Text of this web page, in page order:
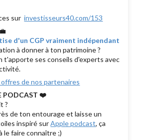
surinvestisseurs40.com/153
💼
d'un CGP vraiment indépendant
à donner à ton patrimoine ?
t'apporte ses conseils d'experts avec
de nos partenaires
PODCAST ❤️
?
de ton entourage et laisse un
inspiré surApple podcast, ça
le faire connaître ;)